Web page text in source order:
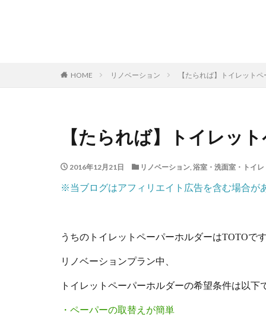
HOME リノベーション 【たられば】トイレット
【たられば】トイレッ
2016年12月21日 リノベーション, 浴室・洗面室・トイレ
※当ブログはアフィリエイト広告を含む場合が
うちのトイレットペーパーホルダーはTOTOで
リノベーションプラン中、
トイレットペーパーホルダーの希望条件は以下
・ペーパーの取替えが簡単